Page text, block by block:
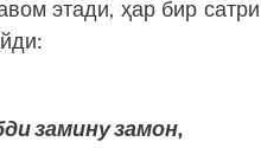
этади, ҳар бир
замину замон,